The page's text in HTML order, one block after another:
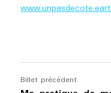
www.unpas
Billet précédent